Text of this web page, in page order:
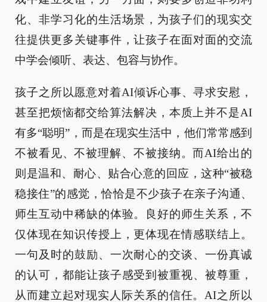
化、非学习化的生活场景，为孩子们的现实交
往提供更多关键事件，让孩子在面对面的交流
中学会倾听、表达、包容与协作。
孩子之所以愿意对着AI倾诉心事、寻求安慰，
甚至把烦恼都交给算法解决，本质上并不是AI
有多“聪明”，而是在现实生活中，他们常常感到
不被看见、不被理解、不被接纳。而AI给出的
则是温和、耐心、贴合心意的回应，这种“被稳
稳接住”的感觉，恰恰是不少孩子在亲子沟通、
师生互动中稀缺的体验。良好的师生关系，不
仅体现在知识传授上，更体现在情感联结上。
一句及时的鼓励、一次耐心的交谈、一份真诚
的认可，都能让孩子感受到被重视、被尊重，
从而建立起对现实人际关系的信任。AI之所以